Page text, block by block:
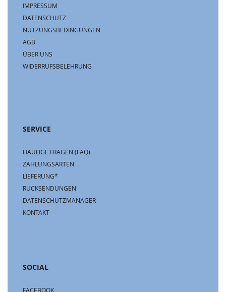
IMPRESSUM
DATENSCHUTZ
NUTZUNGSBEDINGUNGEN
AGB
ÜBER UNS
WIDERRUFSBELEHRUNG
SERVICE
HÄUFIGE FRAGEN (FAQ)
ZAHLUNGSARTEN
LIEFERUNG*
RÜCKSENDUNGEN
DATENSCHUTZMANAGER
KONTAKT
SOCIAL
FACEBOOK